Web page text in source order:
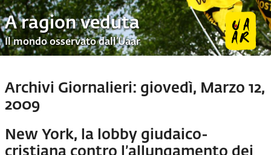
A ragion veduta
Il mondo osservato dall’Uaar
Archivi Giornalieri: giovedì, Marzo 12,
2009
New York, la lobby giudaico-